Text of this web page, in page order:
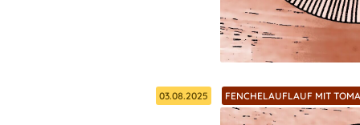
03.08.2025 FENCHELAUFLAUF MIT